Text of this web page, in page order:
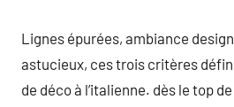
Lignes épurées, ambiance
astucieux, ces trois critères
de déco à l’italienne. dès le top